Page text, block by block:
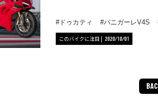
ドゥカティ パニガーレV4S
このバイクに注目 2020/10/01